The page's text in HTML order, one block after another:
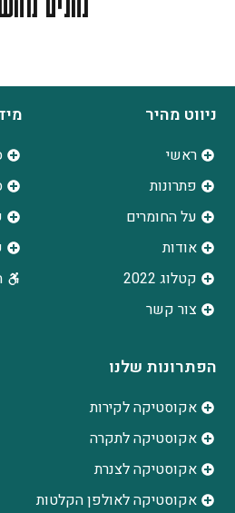
ניווט מהיר
ראשי
פתרונות
על החומרים
אודות
קטלוג 2022
צור קשר
הפתרונות שלנו
אקוסטיקה לקירות
אקוסטיקה לתקרה
אקוסטיקה לצנרת
אקוסטיקה לאולפן הקלטות